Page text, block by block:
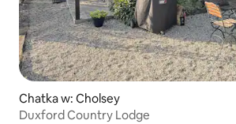
Chatka w: Cholsey
Duxford Country Lodge